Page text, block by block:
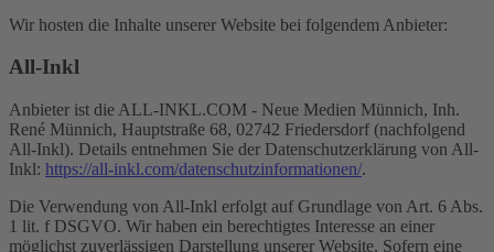
Wir hosten die Inhalte unserer Website bei folgendem Anbieter:
All-Inkl
Anbieter ist die ALL-INKL.COM - Neue Medien Münnich, Inh.
René Münnich, Hauptstraße 68, 02742 Friedersdorf (nachfolgend
All-Inkl). Details entnehmen Sie der Datenschutzerklärung von All-
Inkl: https://all-inkl.com/datenschutzinformationen/.
Die Verwendung von All-Inkl erfolgt auf Grundlage von Art. 6 Abs.
1 lit. f DSGVO. Wir haben ein berechtigtes Interesse an einer
möglichst zuverlässigen Darstellung unserer Website. Sofern eine